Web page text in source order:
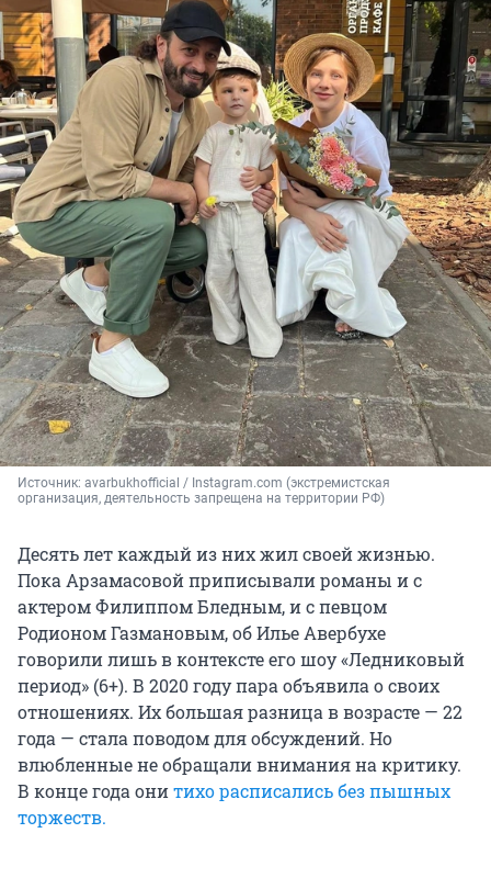
Источник: avarbukhofficial / Instagram.com (экстремистская
организация, деятельность запрещена на территории РФ)
Десять лет каждый из них жил своей жизнью.
Пока Арзамасовой приписывали романы и с
актером Филиппом Бледным, и с певцом
Родионом Газмановым, об Илье Авербухе
говорили лишь в контексте его шоу «Ледниковый
период» (6+). В 2020 году пара объявила о своих
отношениях. Их большая разница в возрасте — 22
года — стала поводом для обсуждений. Но
влюбленные не обращали внимания на критику.
В конце года онитихо расписались без пышных
торжеств.